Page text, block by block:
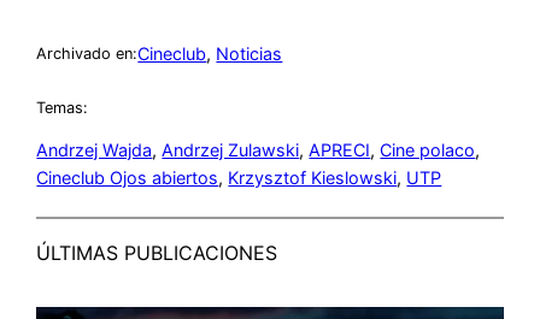
Archivado en:Cineclub, Noticias
Temas:
Andrzej Wajda, Andrzej Zulawski, APRECI, Cine polaco
Cineclub Ojos abiertos, Krzysztof Kieslowski, UTP
ÚLTIMAS PUBLICACIONES